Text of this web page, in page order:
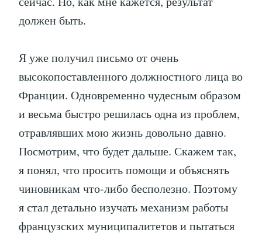
должен быть.
Я уже получил письмо от очень
высокопоставленного должностного лица во
Франции. Одновременно чудесным образом
и весьма быстро решилась одна из проблем,
отравлявших мою жизнь довольно давно.
Посмотрим, что будет дальше. Скажем так,
я понял, что просить помощи и объяснять
чиновникам что-либо бесполезно. Поэтому
я стал детально изучать механизм работы
французских муниципалитетов и пытаться